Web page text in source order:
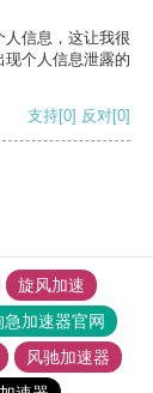
信息，这让我很
个人信息泄露的
支持[0] 反对[0]
旋风加速
急加速器官网
风驰加速器